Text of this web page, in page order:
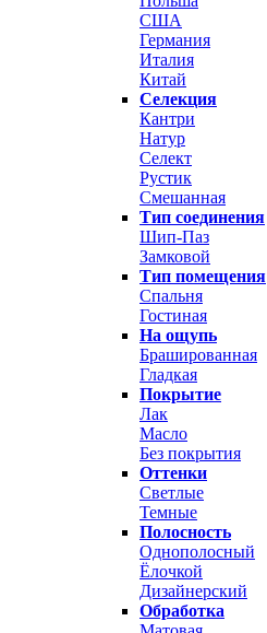
США
Германия
Италия
Китай
Селекция
Кантри
Натур
Селект
Рустик
Смешанная
Тип соединения
Шип-Паз
Замковой
Тип помещения
Спальня
Гостиная
На ощупь
Брашированная
Гладкая
Покрытие
Лак
Масло
Без покрытия
Оттенки
Светлые
Темные
Полосность
Однополосный
Ёлочкой
Дизайнерский
Обработка